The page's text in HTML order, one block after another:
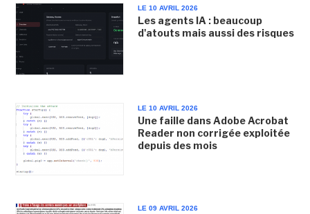
LE 10 AVRIL 2026
Les agents IA : beaucoup
d'atouts mais aussi des risques
LE 10 AVRIL 2026
Une faille dans Adobe Acrobat
Reader non corrigée exploitée
depuis des mois
LE 09 AVRIL 2026